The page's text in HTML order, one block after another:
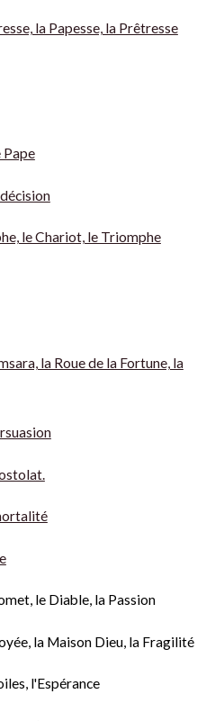
la Papesse, la Prêtresse
Pape
le Chariot, le Triomphe
la Roue de la Fortune, la
le Diable, la Passion
la Maison Dieu, la Fragilité
l'Espérance